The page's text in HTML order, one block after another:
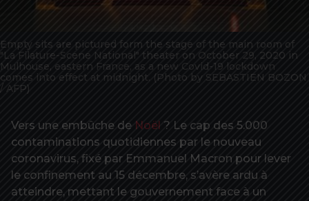
Empty sits are pictured form the stage of the main room of
"La Filature-Scene National" theater on October 29, 2020 in
Mulhouse, eastern France, as a new Covid-19 lockdown
comes into effect at midnight. (Photo by SEBASTIEN BOZON
/ AFP)
Vers une embûche de Noël ? Le cap des 5.000
contaminations quotidiennes par le nouveau
coronavirus, fixé par Emmanuel Macron pour lever
le confinement au 15 décembre, s’avère ardu à
atteindre, mettant le gouvernement face à un